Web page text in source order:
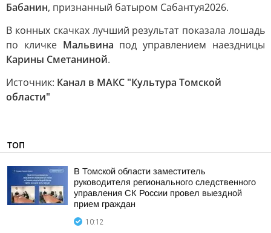
Бабанин, признанный батыром Сабантуя2026.
В конных скачках лучший результат показала лошадь
по кличке Мальвина под управлением наездницы
Карины Сметаниной.
Источник: Канал в МАКС "Культура Томской
области"
ТОП
В Томской области заместитель
руководителя регионального следственного
управления СК России провел выездной
прием граждан
10:12